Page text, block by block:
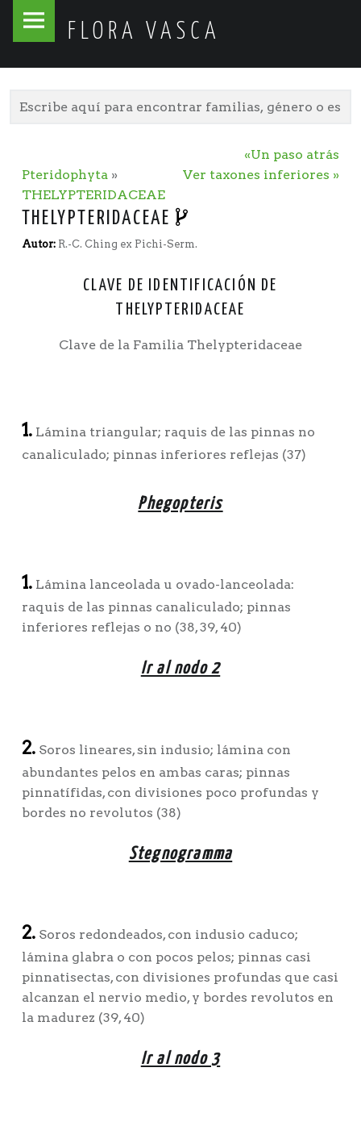
FLORA VASCA
Flora
Skip
«Un paso atrás
Ver taxones inferiores »
Pteridophyta»
THELYPTERIDACEAE
THELYPTERIDACEAE
Autor: R.-C. Ching ex Pichi-Serm.
CLAVE DE IDENTIFICACIÓN DE
THELYPTERIDACEAE
Clave de la Familia Thelypteridaceae
1.Lámina triangular; raquis de las pinnas no
canaliculado; pinnas inferiores reflejas (37)
Phegopteris
1.Lámina lanceolada u ovado-lanceolada:
raquis de las pinnas canaliculado; pinnas
inferiores reflejas o no (38, 39, 40)
Ir al nodo 2
2.Soros lineares, sin indusio; lámina con
abundantes pelos en ambas caras; pinnas
pinnatífidas, con divisiones poco profundas y
bordes no revolutos (38)
Stegnogramma
2.Soros redondeados, con indusio caduco;
lámina glabra o con pocos pelos; pinnas casi
pinnatisectas, con divisiones profundas que casi
alcanzan el nervio medio, y bordes revolutos en
la madurez (39, 40)
Ir al nodo 3